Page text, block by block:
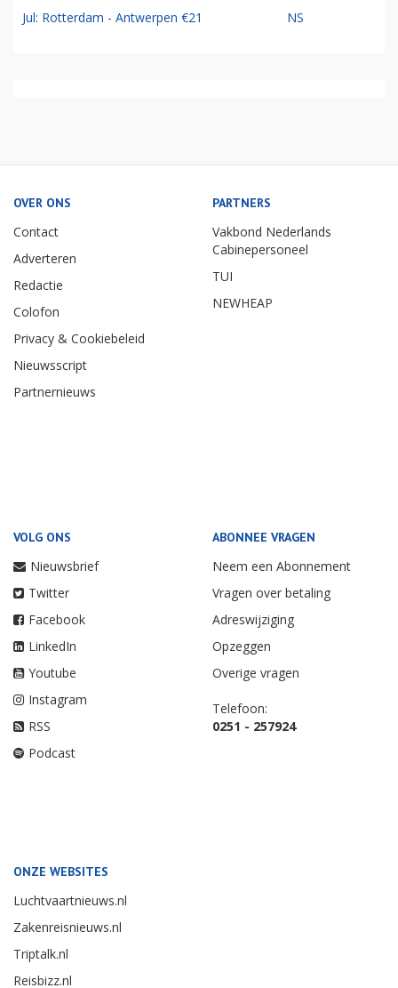
Jul: Rotterdam - Antwerpen €21 NS
OVER ONS
Contact
Adverteren
Redactie
Colofon
Privacy & Cookiebeleid
Nieuwsscript
Partnernieuws
PARTNERS
Vakbond Nederlands
Cabinepersoneel
TUI
NEWHEAP
VOLG ONS
Nieuwsbrief
Twitter
Facebook
LinkedIn
Youtube
Instagram
RSS
Podcast
ABONNEE VRAGEN
Neem een Abonnement
Vragen over betaling
Adreswijziging
Opzeggen
Overige vragen
Telefoon:
0251 - 257924
ONZE WEBSITES
Luchtvaartnieuws.nl
Zakenreisnieuws.nl
Triptalk.nl
Reisbizz.nl